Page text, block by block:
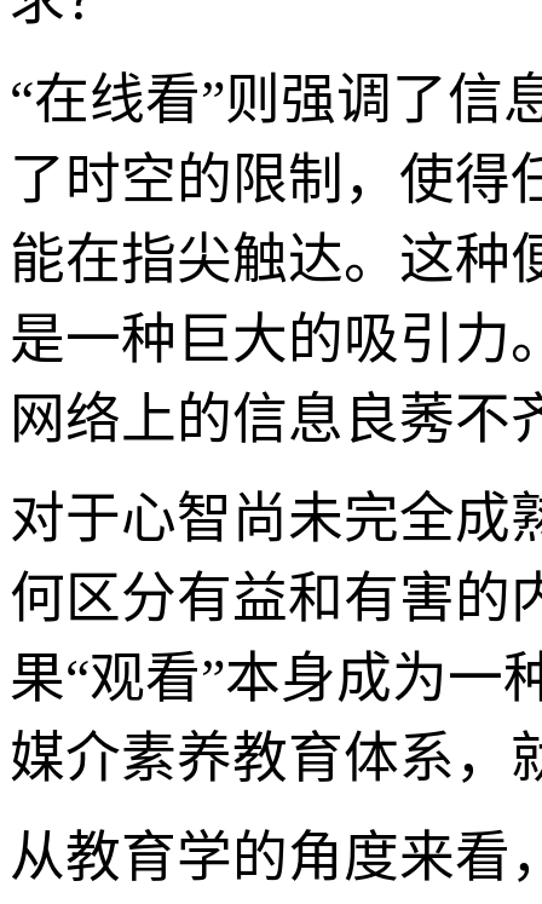
“在线看”则强调了信
了时空的限制，使得
能在指尖触达。这种
是一种巨大的吸引力
网络上的信息良莠不
对于心智尚未完全成
何区分有益和有害的
果“观看”本身成为一
媒介素养教育体系，
从教育学的角度来看